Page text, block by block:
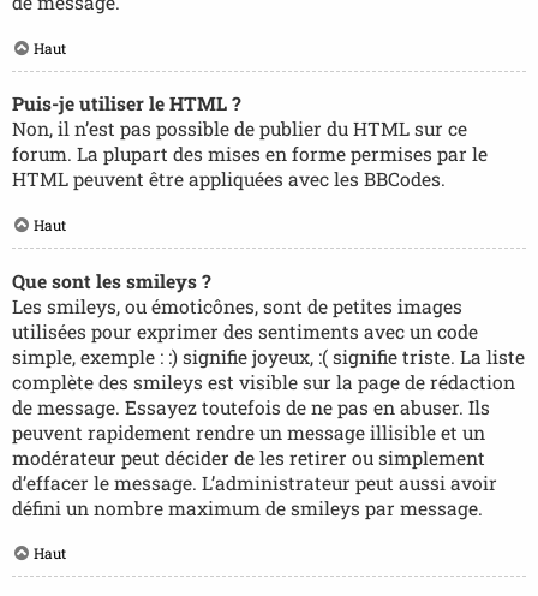
Haut
Puis-je utiliser le HTML ?
Non, il n’est pas possible de publier du HTML sur ce
forum. La plupart des mises en forme permises par le
HTML peuvent être appliquées avec les BBCodes.
Haut
Que sont les smileys ?
Les smileys, ou émoticônes, sont de petites images
utilisées pour exprimer des sentiments avec un code
simple, exemple : :) signifie joyeux, :( signifie triste. La liste
complète des smileys est visible sur la page de rédaction
de message. Essayez toutefois de ne pas en abuser. Ils
peuvent rapidement rendre un message illisible et un
modérateur peut décider de les retirer ou simplement
d’effacer le message. L’administrateur peut aussi avoir
défini un nombre maximum de smileys par message.
Haut